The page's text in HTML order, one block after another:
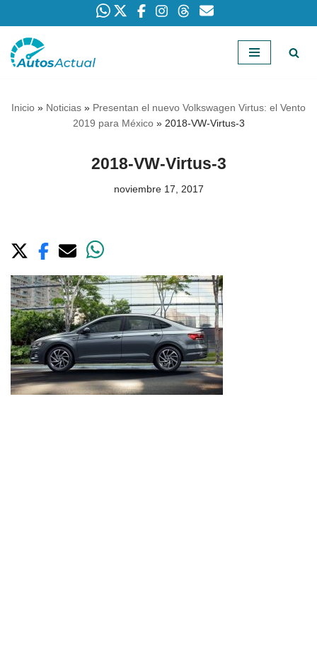
Saltar
Inicio » Noticias » Presentan el nuevo Volkswagen Virtus: el Vento
2019 para México» 2018-VW-Virtus-3
2018-VW-Virtus-3
noviembre 17, 2017